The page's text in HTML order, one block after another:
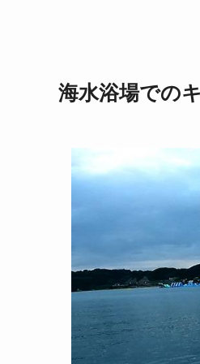
海水浴場での